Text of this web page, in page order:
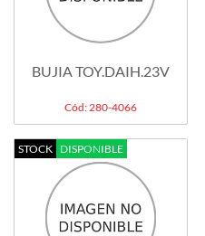
BUJIA TOY.DAIH.23V
Cód: 280-4066
STOCK DISPONIBLE